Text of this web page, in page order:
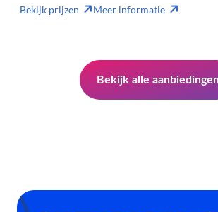
Bekijk prijzen Meer informatie
Bekijk alle